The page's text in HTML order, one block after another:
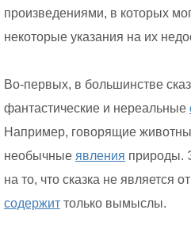
произведениями, в которых
некоторые указания на их
Во-первых, в большинстве
фантастические и нереальные
Например, говорящие
необычные явления природы.
на то, что сказка не является
содержит только вымыслы.